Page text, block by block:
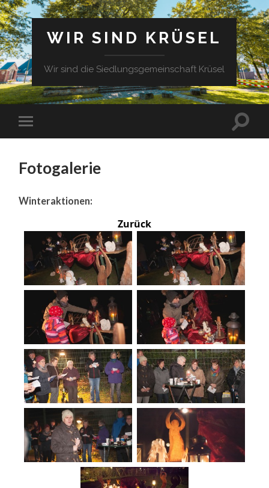
WIR SIND KRÜSEL
Wir sind die Siedlungsgemeinschaft Krüsel
Fotogalerie
Winteraktionen:
Zurück